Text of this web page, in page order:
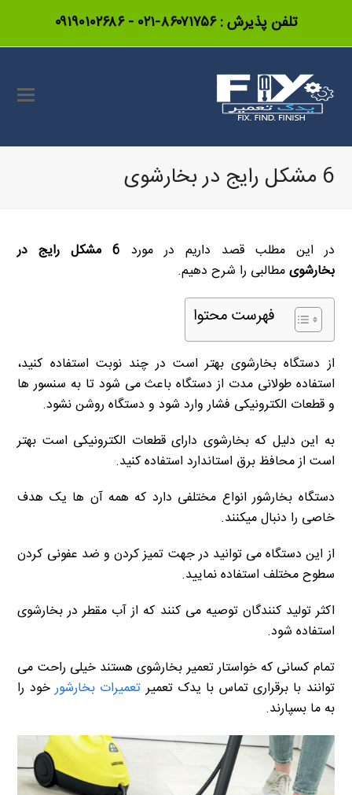
تلفن پذیرش :۸۶۰۷۱۷۵۶-۰۲۱ -۰۹۱۹۰۱۰۲۶۸۶
6 مشکل رایج در بخارشوی
در این مطلب قصد داریم در مورد
6 مشکل رایج در
بخارشویمطالبی را شرح دهیم.
فهرست محتوا
از دستگاه بخارشوی بهتر است در چند نوبت استفاده کنید،
استفاده طولانی مدت از دستگاه باعث می شود تا به سنسور ها
و قطعات الکترونیکی فشار وارد شود و دستگاه روشن نشود.
به این دلیل که بخارشوی دارای قطعات الکترونیکی است بهتر
است از محافظ برق استاندارد استفاده کنید.
دستگاه بخارشور انواع مختلفی دارد که همه آن ها یک هدف
خاصی را دنبال میکنند.
از این دستگاه می توانید در جهت تمیز کردن و ضد عفونی کردن
سطوح مختلف استفاده نمایید.
اکثر تولید کنندگان توصیه می کنند که از آب مقطر در بخارشوی
استفاده شود.
تمام کسانی که خواستار تعمیر بخارشوی هستند خیلی راحت می
توانند با برقراری تماس با یدک تعمیر تعمیرات بخارشورخود را
به ما بسپارند.